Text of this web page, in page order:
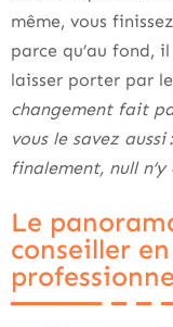
même, vous
parce qu’au fond,
laisser porter par
changement fait
vous le savez
finalement, null
Le
conseiller